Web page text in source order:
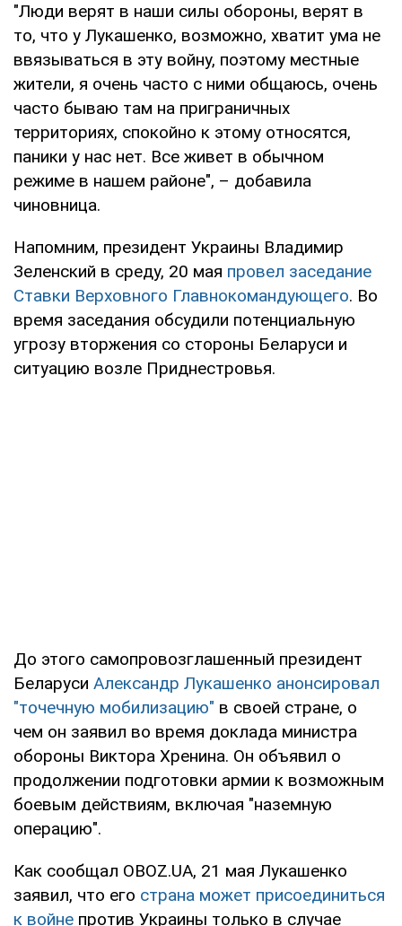
"Люди верят в наши силы обороны, верят в
то, что у Лукашенко, возможно, хватит ума не
ввязываться в эту войну, поэтому местные
жители, я очень часто с ними общаюсь, очень
часто бываю там на приграничных
территориях, спокойно к этому относятся,
паники у нас нет. Все живет в обычном
режиме в нашем районе", – добавила
чиновница.
Напомним, президент Украины Владимир
Зеленский в среду, 20 мая провел заседание
Ставки Верховного Главнокомандующего. Во
время заседания обсудили потенциальную
угрозу вторжения со стороны Беларуси и
ситуацию возле Приднестровья.
До этого самопровозглашенный президент
Беларуси Александр Лукашенко анонсировал
"точечную мобилизацию" в своей стране, о
чем он заявил во время доклада министра
обороны Виктора Хренина. Он объявил о
продолжении подготовки армии к возможным
боевым действиям, включая "наземную
операцию".
Как сообщал OBOZ.UA, 21 мая Лукашенко
заявил, что его страна может присоединиться
к войне против Украины только в случае